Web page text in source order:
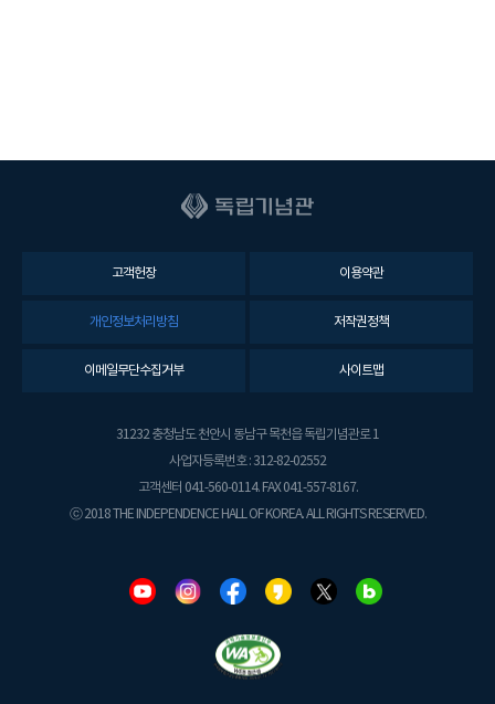
고객헌장 이용약관
개인정보처리방침 저작권정책
이메일무단수집거부 사이트맵
31232 충청남도 천안시 동남구 목천읍 독립기념관로 1
사업자등록번호 : 312-82-02552
고객센터 041-560-0114. FAX 041-557-8167.
ⓒ 2018 THE INDEPENDENCE HALL OF KOREA. ALL RIGHTS RESERVED.